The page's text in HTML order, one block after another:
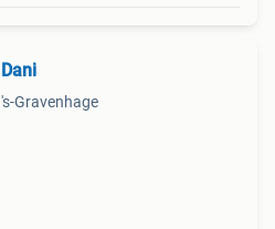
Dani
's-Gravenhage